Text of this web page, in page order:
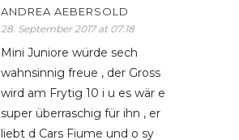
ANDREA AEBERSOLD
28. September 2017 at 07:18
Mini Juniore würde sech
wahnsinnig freue , der Gross
wird am Frytig 10 i u es wär e
super überraschig für ihn , er
liebt d Cars Fiume und o sy